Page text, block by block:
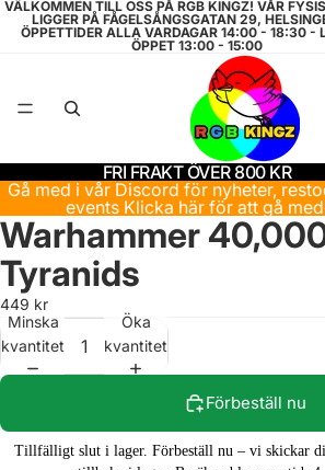
VÄLKOMMEN TILL OSS PÅ RGB KINGZ! VÅR
LIGGER PÅ FÅGELSÅNGSGATAN 29,
ÖPPETTIDER ALLA VARDAGAR 14:00 - 18:30 -
ÖPPET 13:00 - 15:00
FRI FRAKT ÖVER 800 KR
Gå med i vår Discord för nyheter,
events Klicka här för att gå
Warhammer
Tyranids
449 kr
Minska
kvantitet
Öka
kvantitet
Förbeställ nu
Tillfälligt slut i lager. Förbeställ nu – vi skickar